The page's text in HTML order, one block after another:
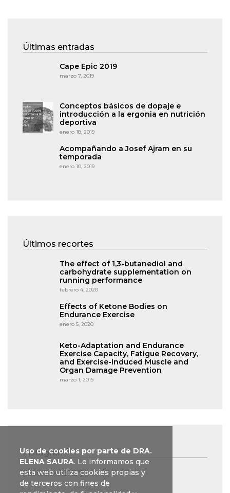
Uso de cookies por parte de DRA.
ELENA SAURA. Le informamos que
esta web utiliza cookies propias y
de terceros con fines de
Últimas entradas
Cape Epic 2019
marzo 7, 2019
Conceptos básicos de dopaje e
introducción a la ergonia en nutrición
deportiva
enero 18, 2019
Acompañando a Josef Ajram en su
temporada
enero 10, 2019
Últimos recortes
The effect of 1,3-butanediol and
carbohydrate supplementation on
running performance
febrero 4, 2020
Effects of Ketone Bodies on
Endurance Exercise
enero 5, 2020
Keto-Adaptation and Endurance
Exercise Capacity, Fatigue Recovery,
and Exercise-Induced Muscle and
Organ Damage Prevention
marzo 1, 2019
Instagram
[instalink id="2"]